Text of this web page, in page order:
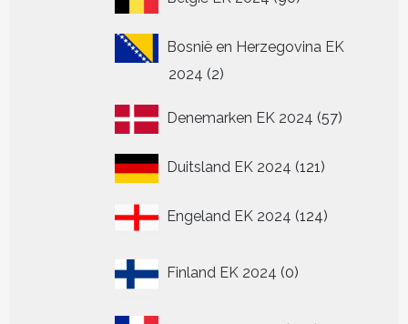
Bosnië en Herzegovina EK
2024 22
Denemarken EK 2024 5757
Duitsland EK 2024 121121
Engeland EK 2024 124124
Finland EK 2024 0
producten